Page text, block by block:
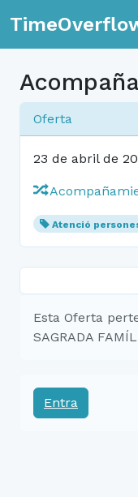
Oferta
23 de abril de
Atenció
Esta Oferta
SAGRADA
Entra